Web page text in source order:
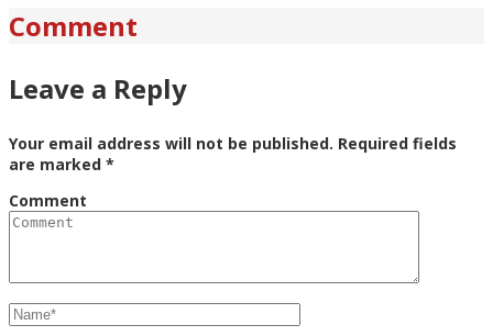
Comment
Leave a Reply
Your email address will not be published. Required fields
are marked *
Comment